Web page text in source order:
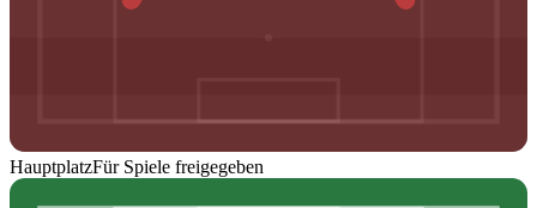
HauptplatzFür Spiele freigegeben